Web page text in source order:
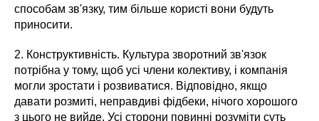
способам зв'язку, тим більше користі вони будуть
приносити.
2. Конструктивність. Культура зворотний зв'язок
потрібна у тому, щоб усі члени колективу, і компанія
могли зростати і розвиватися. Відповідно, якщо
давати розмиті, неправдиві фідбеки, нічого хорошого
з цього не вийде. Усі сторони повинні розуміти суть